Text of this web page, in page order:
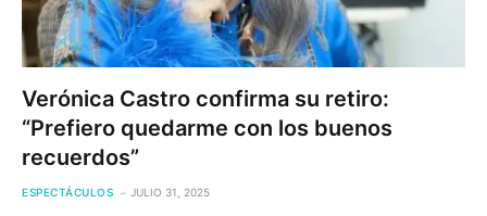
Verónica Castro confirma su retiro:
“Prefiero quedarme con los buenos
recuerdos”
ESPECTÁCULOS JULIO 31, 2025